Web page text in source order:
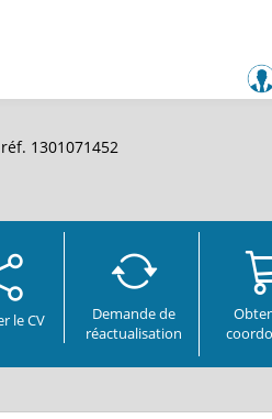
1301071452
le CV
Demande de
réactualisation